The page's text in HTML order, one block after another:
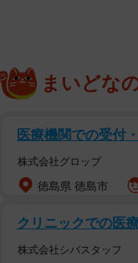
「同じラブホでアルバ
けないと思った。僕は
ピソードを紹介したのは
まいどな
医療機関での受付
株式会社グロップ
徳島県 徳島市
クリニックでの医
株式会社シバスタッフ